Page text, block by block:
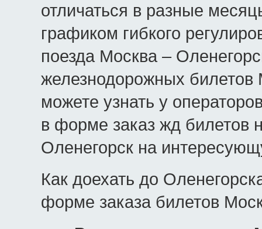
отличаться в разные
графиком гибкого
поезда Москва –
железнодорожных
можете узнать у
в форме заказ жд билетов
Оленегорск на
Как доехать до
форме заказа билетов